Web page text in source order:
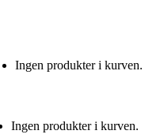
Ingen produkter i kurven.
Ingen produkter i kurven.